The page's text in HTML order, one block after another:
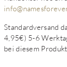
Standardversand
4,95€) 5-6
bei diesem Produkt